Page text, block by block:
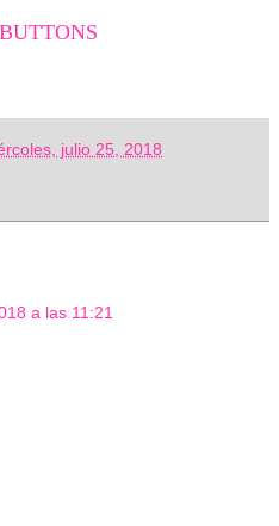
julio 25, 2018
a las 11:21